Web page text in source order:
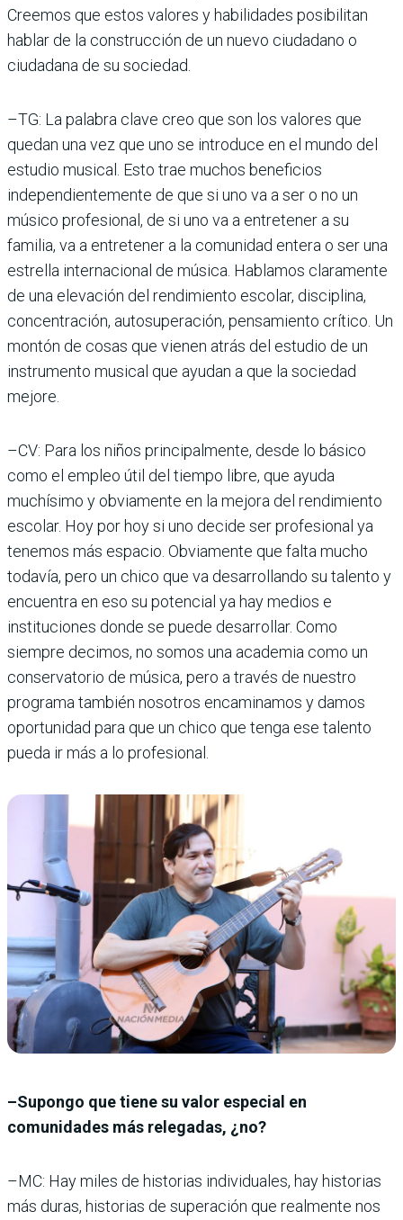
Creemos que estos valores y habilidades posibilitan
hablar de la construcción de un nuevo ciudadano o
ciudadana de su sociedad.
–TG: La palabra clave creo que son los valores que
quedan una vez que uno se introduce en el mundo del
estudio musical. Esto trae muchos beneficios
independientemente de que si uno va a ser o no un
músico profesional, de si uno va a entretener a su
familia, va a entretener a la comunidad entera o ser una
estrella internacional de música. Hablamos claramente
de una elevación del rendimiento escolar, disciplina,
concentración, autosuperación, pensamiento crítico. Un
montón de cosas que vienen atrás del estudio de un
instrumento musical que ayudan a que la sociedad
mejore.
–CV: Para los niños principalmente, desde lo básico
como el empleo útil del tiempo libre, que ayuda
muchísimo y obviamente en la mejora del rendimiento
escolar. Hoy por hoy si uno decide ser profesional ya
tenemos más espacio. Obviamente que falta mucho
todavía, pero un chico que va desarrollando su talento y
encuentra en eso su potencial ya hay medios e
instituciones donde se puede desarrollar. Como
siempre decimos, no somos una academia como un
conservatorio de música, pero a través de nuestro
programa también nosotros encaminamos y damos
oportunidad para que un chico que tenga ese talento
pueda ir más a lo profesional.
–Supongo que tiene su valor especial en
comunidades más relegadas, ¿no?
–MC: Hay miles de historias individuales, hay historias
más duras, historias de superación que realmente nos